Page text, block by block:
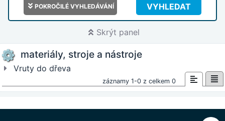
POKROČILÉ VYHLEDÁVÁNÍ VYHLEDAT
Skrýt panel
materiály, stroje a nástroje
Vruty do dřeva
záznamy 1-0 z celkem 0